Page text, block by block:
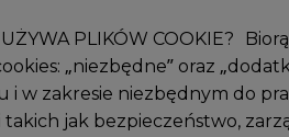
UŻYWA PLIKÓW COOKIE?
„niezbędne” oraz
i w zakresie niezbędnym do
jak bezpieczeństwo,